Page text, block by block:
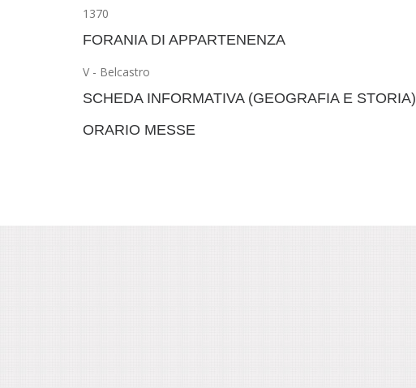
1370
FORANIA DI APPARTENENZA
V - Belcastro
SCHEDA INFORMATIVA (GEOGRAFIA E STORIA)
ORARIO MESSE